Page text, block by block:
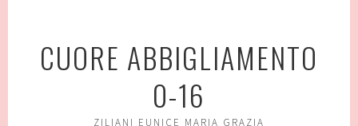
contenutoCUORE ABBIGLIAMENTO
0-16
ZILIANI EUNICE MARIA GRAZIA